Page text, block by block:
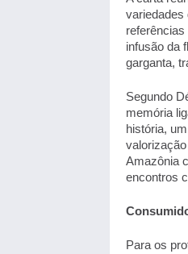
variedades
referências
infusão da
garganta,
Segundo
memória
história,
Amazônia
encontros
Para os